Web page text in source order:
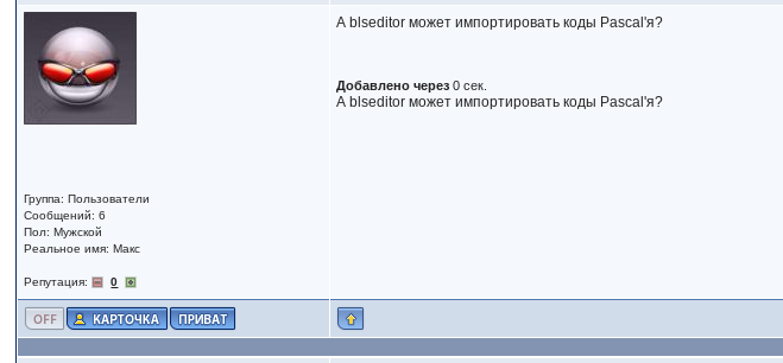
Группа: Пользователи
Сообщений: 6
Пол: Мужской
Реальное имя: Макс
Репутация: 0
А blseditor может импортировать коды Pascal'я?
Добавлено через0 сек.
А blseditor может импортировать коды Pascal'я?